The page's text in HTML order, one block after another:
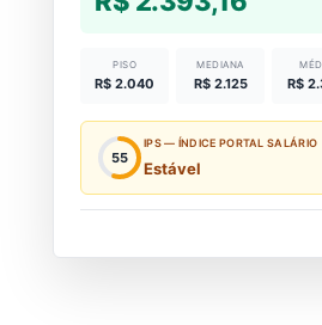
PISO
R$ 2.040
MEDIANA
R$ 2.125 R$
55
IPS — ÍNDICE PORTAL SALÁRIO
Estável